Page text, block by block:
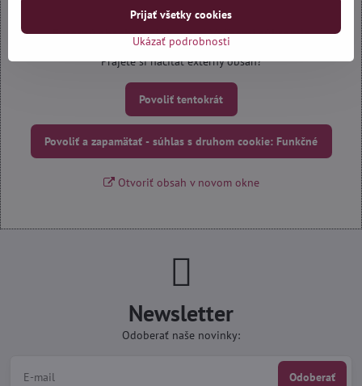
Externý obsah je blokovaný Voľbami súkromia
Prajete si načítať externý obsah?
Povoliť tentokrát
Povoliť a zapamätať - súhlas s druhom cookie: Funkčné
Otvoriť obsah v novom okne
Newsletter
Odoberať naše novinky:
Odoberať
Ukázať podrobnosti
Prijať všetky cookies